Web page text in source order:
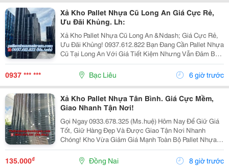
Xả Kho Pallet Nhựa Cũ Long An Giá Cực Rẻ,
Ưu Đãi Khủng. Lh:
Xả Kho Pallet Nhựa Cũ Long An &Ndash; Giá Cực Rẻ,
Ưu Đãi Khủng! 0937.612.822 Bạn Đang Cần Pallet Nhựa
Cũ Tại Long An Với Giá Tiết Kiệm Nhưng Vẫn Đảm Bảo
Chất Lượng? Đừng Bỏ Lỡ Chương Trình Xả Kho Số
Lượng Lớn Với Mức Giá Cực Ưu Đãi! ✅ Sản Phẩm...
0937 *** *** Bạc Liêu 6 giờ trước
Xả Kho Pallet Nhựa Tân Bình. Giá Cực Mềm,
Giao Nhanh Tận Nơi!
Gọi Ngay 0933.678.325 (Ms.huệ) Hôm Nay Để Giữ Giá
Tốt, Giữ Hàng Đẹp Và Được Giao Tận Nơi Nhanh
Chóng! Kho Vừa Giảm Giá Mạnh Toàn Bộ Pallet Nhựa
Tại Tân Bình ! Đây Là Cơ Hội Hiếm Để Mua Pallet Chất
Lượng Với Giá Thấp Hơn Thị Trường , Giúp Doanh...
135.000₫ Đồng Nai 8 giờ trước